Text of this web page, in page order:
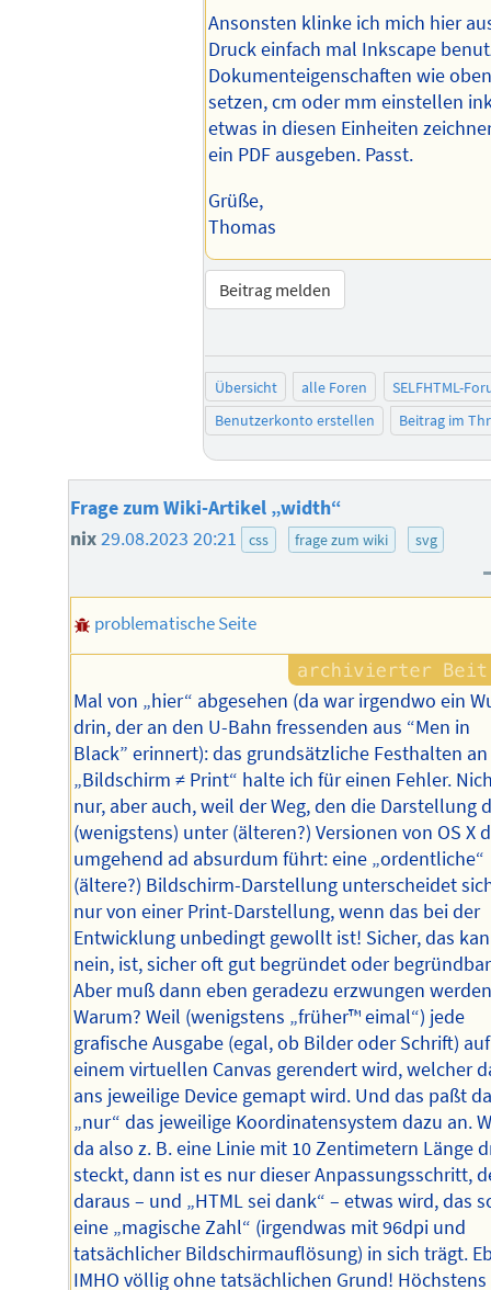
Ansonsten klinke ich mich hier
Druck einfach mal Inkscape
Dokumenteigenschaften wie
setzen, cm oder mm einstellen
etwas in diesen Einheiten
ein PDF ausgeben. Passt.
Grüße,
Thomas
Beitrag melden
Übersicht alle Foren
SELFHTML-
Benutzerkonto erstellen
Beitrag im
Frage zum Wiki-Artikel „width“
nix29.08.2023 20:21 css frage zum wiki svg
problematische Seite
Mal von „hier“ abgesehen (da war irgendwo ein
drin, der an den U-Bahn fressenden aus “Men in
Black” erinnert): das grundsätzliche Festhalten an
„Bildschirm ≠ Print“ halte ich für einen Fehler.
nur, aber auch, weil der Weg, den die Darstellung
(wenigstens) unter (älteren?) Versionen von OS X
umgehend ad absurdum führt: eine „ordentliche“
(ältere?) Bildschirm-Darstellung unterscheidet
nur von einer Print-Darstellung, wenn das bei der
Entwicklung unbedingt gewollt ist! Sicher, das
nein, ist, sicher oft gut begründet oder
Aber muß dann eben geradezu erzwungen
Warum? Weil (wenigstens „früher™ eimal“) jede
grafische Ausgabe (egal, ob Bilder oder Schrift) auf
einem virtuellen Canvas gerendert wird, welcher
ans jeweilige Device gemapt wird. Und das paßt
„nur“ das jeweilige Koordinatensystem dazu an.
da also z. B. eine Linie mit 10 Zentimetern Länge
steckt, dann ist es nur dieser Anpassungsschritt,
daraus – und „HTML sei dank“ – etwas wird, das
eine „magische Zahl“ (irgendwas mit 96dpi und
tatsächlicher Bildschirmauflösung) in sich trägt.
IMHO völlig ohne tatsächlichen Grund!